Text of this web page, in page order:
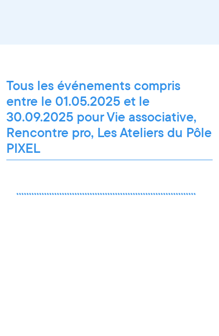
Tous les événements compris
entre le 01.05.2025 et le
30.09.2025 pour Vie associative,
Rencontre pro, Les Ateliers du Pôle
PIXEL